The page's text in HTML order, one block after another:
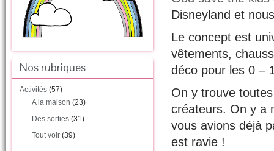
Nos rubriques
Activités (57)
A la maison (23)
Des sorties (31)
Tout voir (39)
Disneyland et
Le concept est
vêtements,
déco pour les 0 –
On y trouve
créateurs. On y a
vous avions déjà
est ravie !